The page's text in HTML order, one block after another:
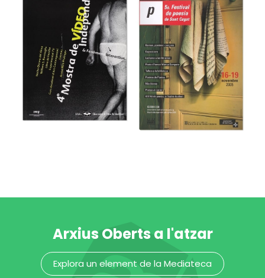
48 Día Universal
del Ahorro
Museu del Disseny de Barcelona
46e Festival
Internacional de
Música y Danza
de Granada
Museu del Disseny de Barcelona
4a Mostra de
Video
5è Festival de
poesia de Sant
Arxius Oberts a l'atzar
Explora un element de la Mediateca